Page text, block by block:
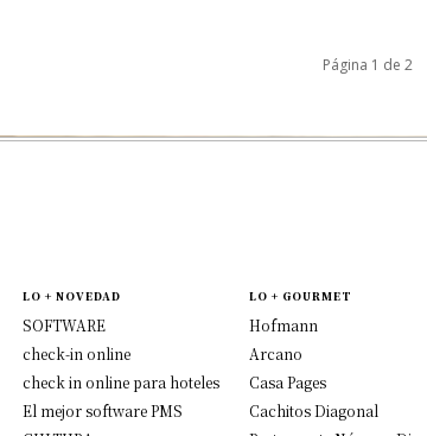
Página 1 de 2
LO + NOVEDAD
SOFTWARE
check-in online
check in online para hoteles
El mejor software PMS
LO + GOURMET
Hofmann
Arcano
Casa Pages
Cachitos Diagonal